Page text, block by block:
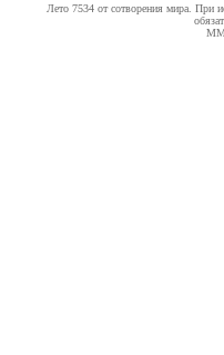
Лето 7534 от сотворения мира. При